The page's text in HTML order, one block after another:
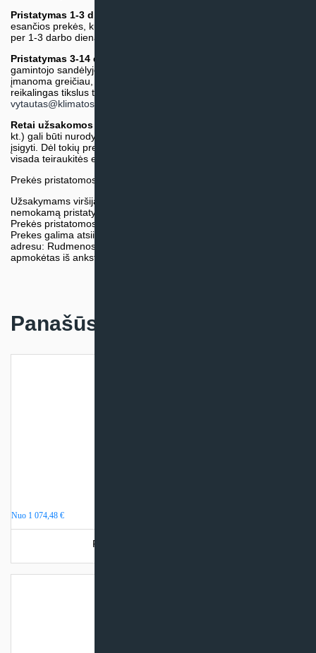
Pristatymas 1-3 d.d.
esančios prekės, kurių atsiėmimą arba pristatymą galime suruošti
per 1-3 darbo dienas.)
Pristatymas 3-14 d.d. arba ilgiau*
gamintojo sandėlyje esančios prekės. Prekė bus pristatyta kaip
įmanoma greičiau, tačiau tiekimo terminas gali skirtis. Jei
reikalingas tikslus terminas, iš anksto teiraukitės el. paštu:
vytautas@klimatosprendimai.lt
Retai užsakomos specifinės prekė
kt.) gali būti nurodytos su preliminaria kaina, be galimybės jų
įsigyti. Dėl tokių prekių įsigijimo, tikslios kainos ir tiekimo termino
visada teiraukitės el. paštu:
Prekės pristatomos naudojantis kurjerių tarnybų paslaugomis.
Užsakymams viršijantiems 300€ sumą visuomet taikome
nemokamą pristatymą.
Prekės pristatomos visoje Lietuvos teritorijoje.
Prekes galima atsiimti nemokamai patiems, mūsų sandėlio
adresu: Rudmenos g. 5, Kaunas. Užsakymas turi būti pateiktas ir
apmokėtas iš anksto.
Panašūs produktai
Nuo 1 074,48 €
Produkto šiuo metu neturime.